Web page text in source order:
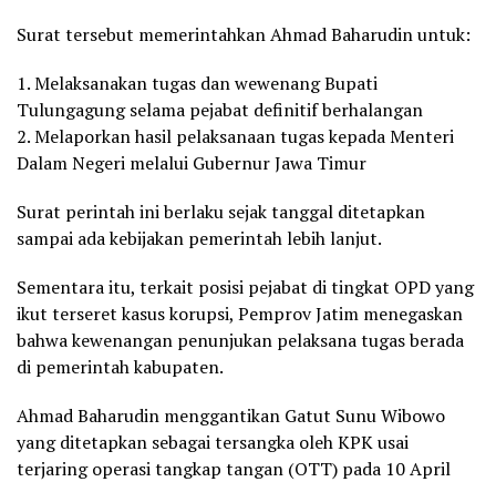
Surat tersebut memerintahkan Ahmad Baharudin untuk:
1. Melaksanakan tugas dan wewenang Bupati
Tulungagung selama pejabat definitif berhalangan
2. Melaporkan hasil pelaksanaan tugas kepada Menteri
Dalam Negeri melalui Gubernur Jawa Timur
Surat perintah ini berlaku sejak tanggal ditetapkan
sampai ada kebijakan pemerintah lebih lanjut.
Sementara itu, terkait posisi pejabat di tingkat OPD yang
ikut terseret kasus korupsi, Pemprov Jatim menegaskan
bahwa kewenangan penunjukan pelaksana tugas berada
di pemerintah kabupaten.
Ahmad Baharudin menggantikan Gatut Sunu Wibowo
yang ditetapkan sebagai tersangka oleh KPK usai
terjaring operasi tangkap tangan (OTT) pada 10 April